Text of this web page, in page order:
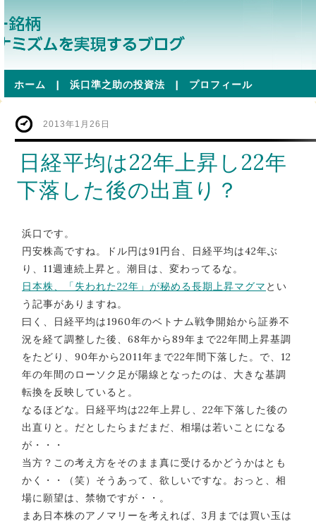
ホーム | 浜口準之助の投資法 | プロフィール
2013年1月26日
日経平均は22年上昇し22年
下落した後の出直り？
浜口です。
円安株高ですね。ドル円は91円台、日経平均は42年ぶ
り、11週連続上昇と。潮目は、変わってるな。
日本株、「失われた22年」が秘める長期上昇マグマ とい
う記事がありますね。
曰く、日経平均は1960年のベトナム戦争開始から証券不
況を経て調整した後、68年から89年まで22年間上昇基調
をたどり、90年から2011年まで22年間下落した。で、12
年の年間のローソク足が陽線となったのは、大きな基調
転換を反映していると。
なるほどな。日経平均は22年上昇し、22年下落した後の
出直りと。だとしたらまだまだ、相場は若いことになる
が・・・
当方？この考え方をそのまま真に受けるかどうかはとも
かく・・（笑）そうあって、欲しいですな。おっと、相
場に願望は、禁物ですが・・。
まあ日本株のアノマリーを考えれば、3月までは買い玉は